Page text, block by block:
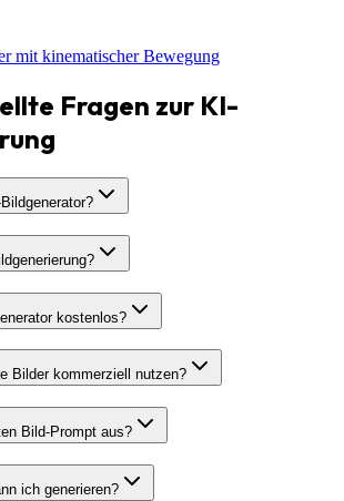
mit kinematischer Bewegung
Fragen zur KI-
kostenlos?
Bilder kommerziell nutzen?
Bild-Prompt aus?
ich generieren?